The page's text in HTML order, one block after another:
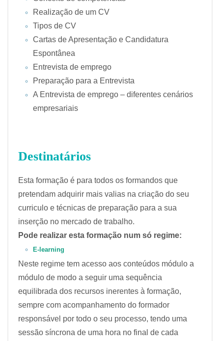
Realização de um CV
Tipos de CV
Cartas de Apresentação e Candidatura
Espontânea
Entrevista de emprego
Preparação para a Entrevista
A Entrevista de emprego – diferentes cenários
empresariais
Destinatários
Esta formação é para todos os formandos que
pretendam adquirir mais valias na criação do seu
curriculo e técnicas de preparação para a sua
inserção no mercado de trabalho.
Pode realizar esta formação num só regime:
E-learning
Neste regime tem acesso aos conteúdos módulo a
módulo de modo a seguir uma sequência
equilibrada dos recursos inerentes à formação,
sempre com acompanhamento do formador
responsável por todo o seu processo, tendo uma
sessão síncrona de uma hora no final de cada